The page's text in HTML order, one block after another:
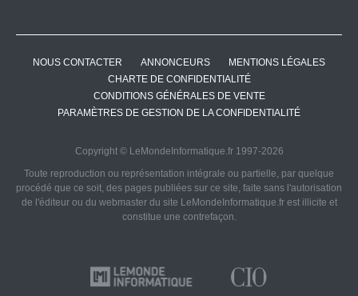
NOUS CONTACTER ANNONCEURS
MENTIONS LÉGALES
CHARTE DE CONFIDENTIALITÉ
CONDITIONS GÉNÉRALES DE VENTE
PARAMÈTRES DE GESTION DE LA CONFIDENTIALITÉ
Copyright © LeMondeInformatique.fr 1997-2026
Toute reproduction ou représentation intégrale ou partielle, par quelque
procédé que ce soit, des pages publiées sur ce site, faite sans l'autorisation
de l'éditeur ou du webmaster du site LeMondeInformatique.fr est illicite et
constitue une contrefaçon.